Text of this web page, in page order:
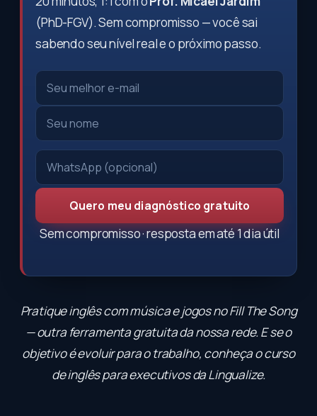
(PhD-FGV). Sem compromisso — você sai
sabendo seu nível real e o próximo passo.
Quero meu diagnóstico gratuito
Sem compromisso · resposta em até 1 dia útil
Pratique inglês com música e jogos noFill The Song
— outra ferramenta gratuita da nossa rede. E se o
objetivo é evoluir para o trabalho, conheça ocurso
de inglês para executivosda Lingualize.